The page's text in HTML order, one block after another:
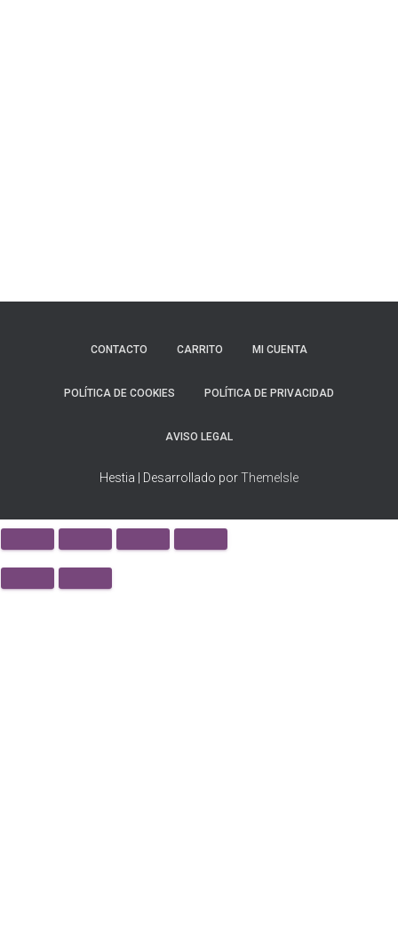
CONTACTO CARRITO MI CUENTA
POLÍTICA DE COOKIES POLÍTICA DE PRIVACIDAD
AVISO LEGAL
Hestia | Desarrollado porThemeIsle